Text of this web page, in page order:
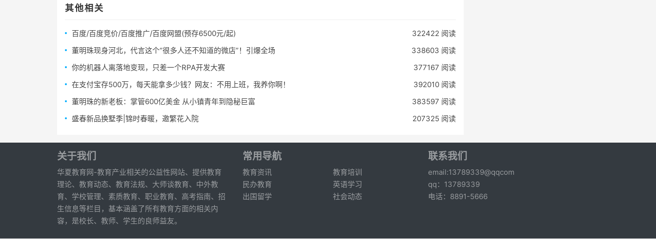
其他相关
百度/百度竞价/百度推广/百度网盟(预存6500元/起)
322422 阅读
董明珠现身河北，代言这个“很多人还不知道的微店”！引爆全场
338603 阅读
你的机器人离落地变现，只差一个RPA开发大赛
377167 阅读
在支付宝存500万，每天能拿多少钱？网友：不用上班，我养你啊！
392010 阅读
董明珠的新老板：掌管600亿美金 从小镇青年到隐秘巨富
383597 阅读
盛春新品换墅季|锦时春暖，邀繁花入院
207325 阅读
关于我们
华夏教育网-教育产业相关的公益性网站、提供教育
理论、教育动态、教育法规、大师谈教育、中外教
育、学校管理、素质教育、职业教育、高考指南、招
生信息等栏目，基本涵盖了所有教育方面的相关内
容，是校长、教师、学生的良师益友。
常用导航
教育资讯
教育培训
民办教育
英语学习
出国留学
社会动态
联系我们
email:13789339@qqcom
qq：13789339
电话：8891-5666